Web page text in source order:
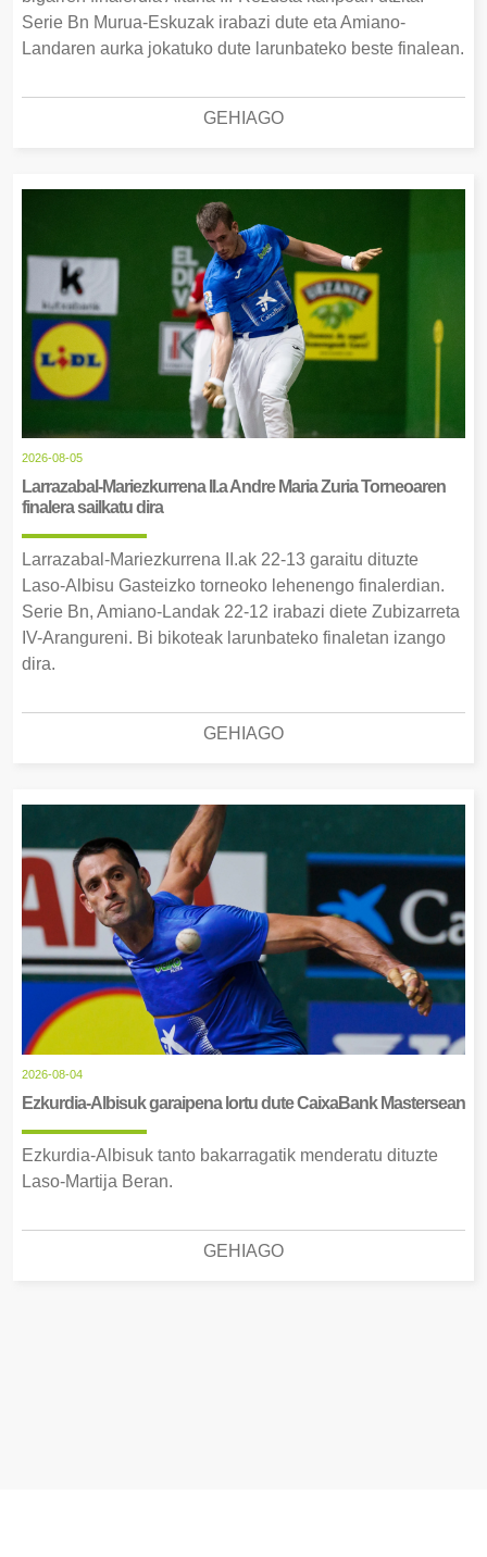
Serie Bn Murua-Eskuzak irabazi dute eta Amiano-
Landaren aurka jokatuko dute larunbateko beste finalean.
GEHIAGO
2026-08-05
Larrazabal-Mariezkurrena II.a Andre Maria Zuria Torneoaren
finalera sailkatu dira
Larrazabal-Mariezkurrena II.ak 22-13 garaitu dituzte
Laso-Albisu Gasteizko torneoko lehenengo finalerdian.
Serie Bn, Amiano-Landak 22-12 irabazi diete Zubizarreta
IV-Arangureni. Bi bikoteak larunbateko finaletan izango
dira.
GEHIAGO
2026-08-04
Ezkurdia-Albisuk garaipena lortu dute CaixaBank Mastersean
Ezkurdia-Albisuk tanto bakarragatik menderatu dituzte
Laso-Martija Beran.
GEHIAGO